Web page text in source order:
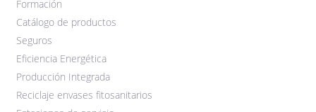
Formación
Catálogo de productos
Seguros
Eficiencia Energética
Producción Integrada
Reciclaje envases fitosanitarios